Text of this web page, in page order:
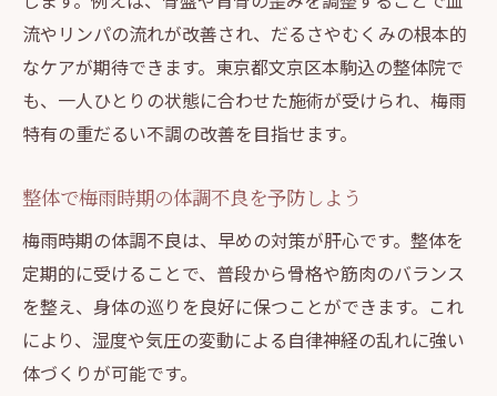
整体とカイロプラクティックでむくみ対策
体内バランスを整える整体のメリット
自律神経の乱れは整体で整えるべき理由
梅雨による自律神経の乱れは整体で安定へ
東洋整体術で自律神経ケアが重要な理由
整体で感じる心身のリラックス効果とは
自律神経トラブルを整体で根本改善しよう
肩こりがつらい梅雨に整体が選ばれる訳
整体で梅雨時の肩こりが楽になる理由
流やリンパの流れが改善され、だるさやむくみの根本的
なケアが期待できます。東京都文京区本駒込の整体院で
も、一人ひとりの状態に合わせた施術が受けられ、梅雨
特有の重だるい不調の改善を目指せます。
整体で梅雨時期の体調不良を予防しよう
梅雨時期の体調不良は、早めの対策が肝心です。整体を
定期的に受けることで、普段から骨格や筋肉のバランス
を整え、身体の巡りを良好に保つことができます。これ
により、湿度や気圧の変動による自律神経の乱れに強い
体づくりが可能です。